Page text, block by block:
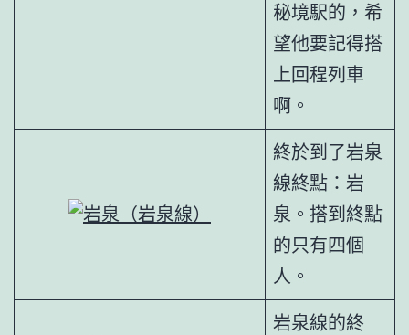
秘境駅的，希
望他要記得搭
上回程列車
啊。
終於到了岩泉
線終點：岩
泉。搭到終點
的只有四個
人。
岩泉線的終